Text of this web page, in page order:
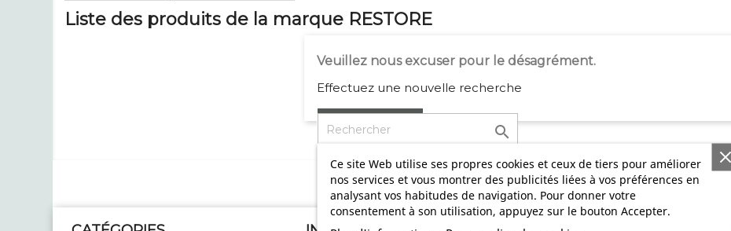
Liste des produits de la marque RESTORE
Veuillez nous excuser pour le désagrément.
Effectuez une nouvelle recherche

Ce site Web utilise ses propres cookies et ceux de tiers pour améliorer
nos services et vous montrer des publicités liées à vos préférences en
analysant vos habitudes de navigation. Pour donner votre
consentement à son utilisation, appuyez sur le bouton Accepter.